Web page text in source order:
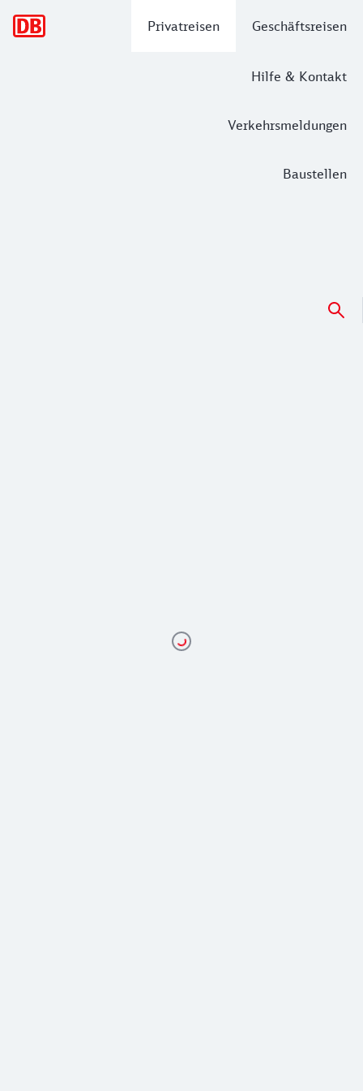
Privatreisen Geschäftsreisen
Hilfe & Kontakt
Verkehrsmeldungen
Baustellen